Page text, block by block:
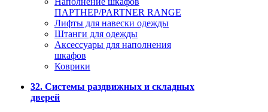
ПАРТНЕР/PARTNER RANGE
Лифты для навески одежды
Штанги для одежды
Аксессуары для наполнения
шкафов
Коврики
32. Системы раздвижных и складных
дверей